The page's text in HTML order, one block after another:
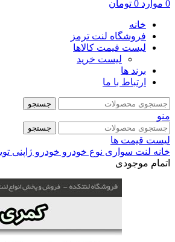
0 موارد 0 تومان
خانه
فروشگاه لنت ترمز
لیست قیمت کالاها
لیست خرید
برند ها
ارتباط با ما
جستجو
منو
جستجو
لیست قیمت ها
خانه لنت سواری نوع خودرو خودرو ژاپنی
اتمام موجودی